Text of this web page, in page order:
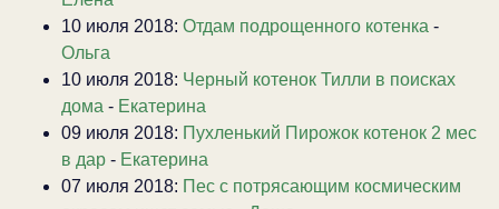
10 июля 2018: Отдам подрощенного котенка -
Ольга
10 июля 2018: Черный котенок Тилли в поисках
дома - Екатерина
09 июля 2018: Пухленький Пирожок котенок 2 мес
в дар - Екатерина
07 июля 2018: Пес с потрясающим космическим